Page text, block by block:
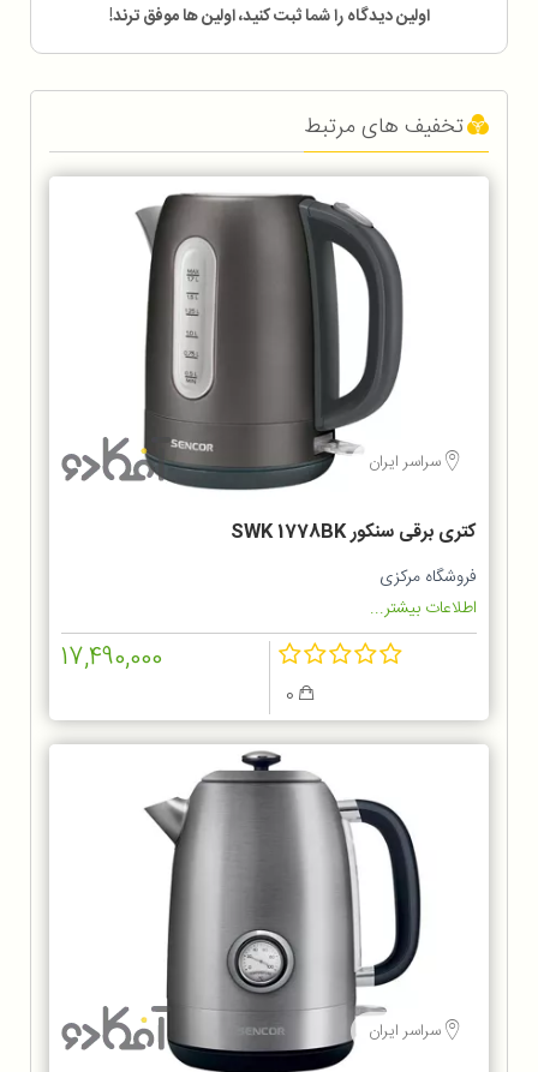
اولین دیدگاه را شما ثبت کنید، اولین ها موفق ترند!
تخفیف های مرتبط
سراسر ایران
کتری برقی سنکور SWK 1778BK
فروشگاه مرکزی
اطلاعات بیشتر...
17,490,000
سراسر ایران